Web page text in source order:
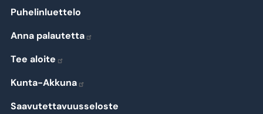
Puhelinluettelo
Anna palautetta
Tee aloite
Kunta-Akkuna
Saavutettavuusseloste